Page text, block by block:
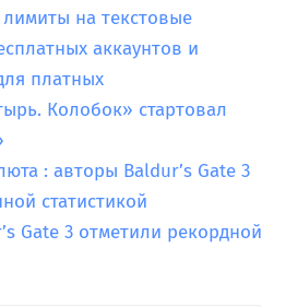
лимиты на текстовые
аккаунтов и
платных
Колобок» стартовал
: авторы Baldur’s Gate 3
статистикой
Gate 3 отметили рекордной